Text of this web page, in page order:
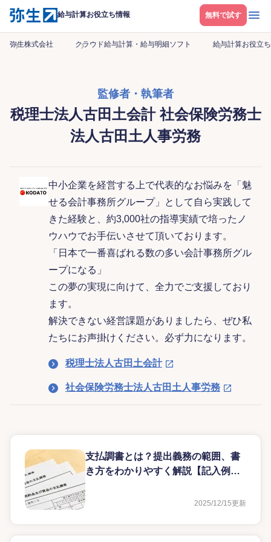
給与計算お役立ち情報 無料で試す メニ
弥生株式会社 クラウド給与計算・給与明細ソフト 給与計算お役立
税理士法人古田土会計 社会保険労務士
法人古田土人事労務
監修者・執筆者
中小企業を経営する上で代表的なお悩みを「魅
せる会計事務所グループ」として自ら実践して
きた経験と、約3,000社の指導実績で培ったノ
ウハウでお手伝いさせて頂いております。
「日本で一番喜ばれる数の多い会計事務所グル
ープになる」
この夢の実現に向けて、全力でご支援しており
ます。
解決できない経営課題がありましたら、ぜひ私
たちにお声掛けください。必ず力になります。
税理士法人古田土会計
社会保険労務士法人古田土人事労務
支払調書とは？提出義務の範囲、書
き方をわかりやすく解説【記入例あ
2025/12/15更新